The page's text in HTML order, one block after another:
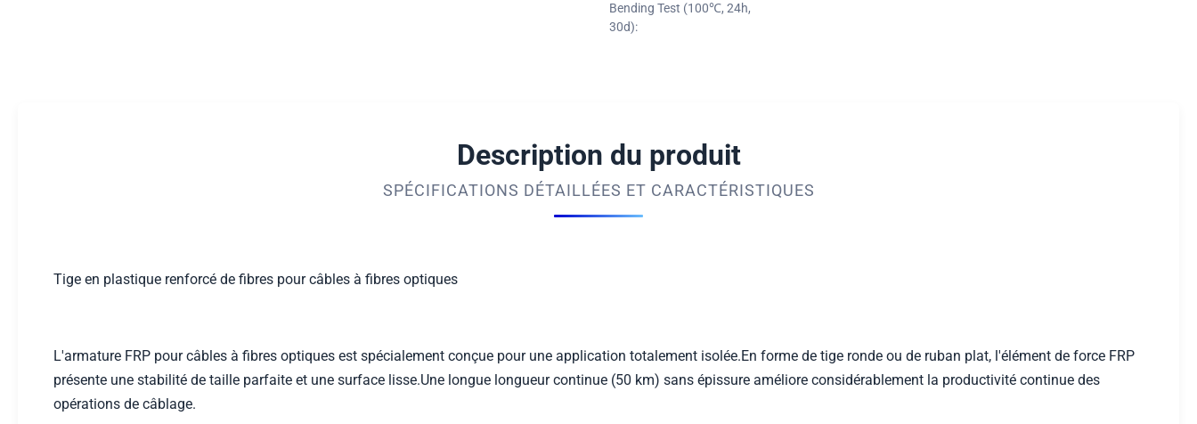
Bending Test (100℃, 24h,
30d):
Description du produit
SPÉCIFICATIONS DÉTAILLÉES ET CARACTÉRISTIQUES
Tige en plastique renforcé de fibres pour câbles à fibres optiques
L'armature FRP pour câbles à fibres optiques est spécialement conçue pour une application totalement isolée.En forme de tige ronde ou de ruban plat, l'élément de force FRP
présente une stabilité de taille parfaite et une surface lisse.Une longue longueur continue (50 km) sans épissure améliore considérablement la productivité continue des
opérations de câblage.